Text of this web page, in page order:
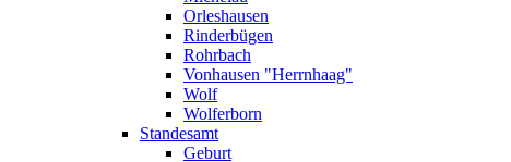
Orleshausen
Rinderbügen
Rohrbach
Vonhausen "Herrnhaag"
Wolf
Wolferborn
Standesamt
Geburt